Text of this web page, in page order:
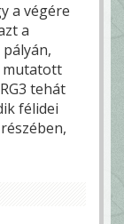
a végére
a
mutatott
tehát
félidei